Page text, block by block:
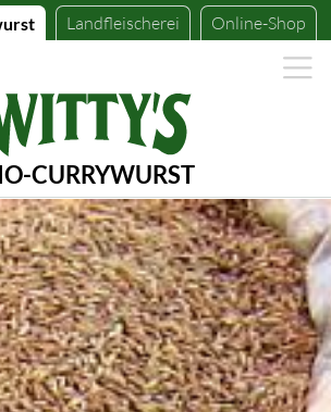
Landfleischerei Online-Shop
CURRYWURST